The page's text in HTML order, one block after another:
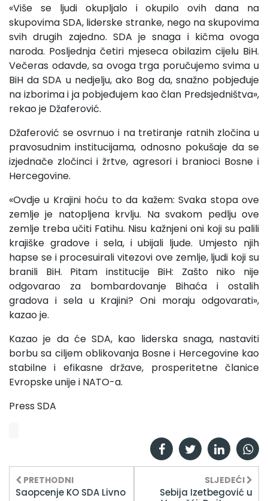
«Više se ljudi okupljalo i okupilo ovih dana na
skupovima SDA, liderske stranke, nego na skupovima
svih drugih zajedno. SDA je snaga i kičma ovoga
naroda. Posljednja četiri mjeseca obilazim cijelu BiH.
Večeras odavde, sa ovoga trga poručujemo svima u
BiH da SDA u nedjelju, ako Bog da, snažno pobjeđuje
na izborima i ja pobjeđujem kao član Predsjedništva»,
rekao je Džaferović.
Džaferović se osvrnuo i na tretiranje ratnih zločina u
pravosudnim institucijama, odnosno pokušaje da se
izjednače zločinci i žrtve, agresori i branioci Bosne i
Hercegovine.
«Ovdje u Krajini hoću to da kažem: Svaka stopa ove
zemlje je natopljena krvlju. Na svakom pedlju ove
zemlje treba učiti Fatihu. Nisu kažnjeni oni koji su palili
krajiške gradove i sela, i ubijali ljude. Umjesto njih
hapse se i procesuirali vitezovi ove zemlje, ljudi koji su
branili BiH. Pitam institucije BiH: Zašto niko nije
odgovarao za bombardovanje Bihaća i ostalih
gradova i sela u Krajini? Oni moraju odgovarati»,
kazao je.
Kazao je da će SDA, kao liderska snaga, nastaviti
borbu sa ciljem oblikovanja Bosne i Hercegovine kao
stabilne i efikasne države, prosperitetne članice
Evropske unije i NATO-a.
Press SDA
PRETHODNI
Saopcenje KO SDA Livno
SLJEDEĆI
Sebija Izetbegović u